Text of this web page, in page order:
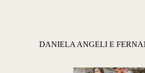
DANIELA ANGELI E